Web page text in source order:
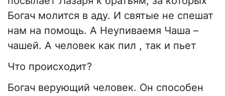
Богач молится в аду. И святые не спешат
нам на помощь. А Неупиваемя Чаша –
чашей. А человек как пил , так и пьет
Что происходит?
Богач верующий человек. Он способен